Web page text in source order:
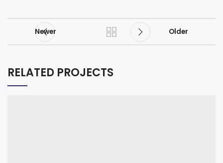
Newer Older
RELATED PROJECTS